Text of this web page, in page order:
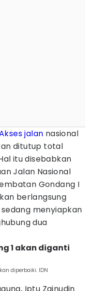
jalan nasional
ditutup total
itu disebabkan
Jalan Nasional
Gondang I
berlangsung
menyiapkan
dua
1 akan diganti
diperbaiki. IDN